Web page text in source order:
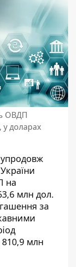
ОВДП
у доларах
на
млн дол.
за
млн